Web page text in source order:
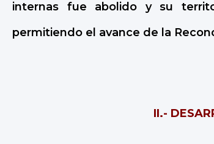
internas fue abolido y su
permitiendo el avance de la
II.-